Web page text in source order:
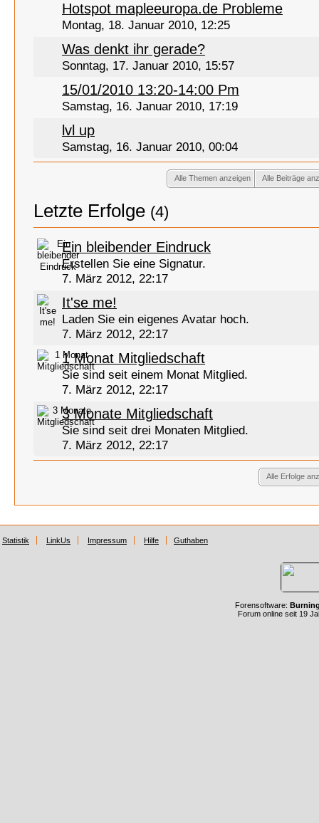
Hotspot mapleeuropa.de Probleme
Montag, 18. Januar 2010, 12:25
Was denkt ihr gerade?
Sonntag, 17. Januar 2010, 15:57
15/01/2010 13:20-14:00 Pm
Samstag, 16. Januar 2010, 17:19
lvl up
Samstag, 16. Januar 2010, 00:04
Alle Beiträge
Alle Themen anzeigen
Letzte Erfolge (4)
Ein bleibender Eindruck
Erstellen Sie eine Signatur.
7. März 2012, 22:17
It'se me!
Laden Sie ein eigenes Avatar hoch.
7. März 2012, 22:17
1 Monat Mitgliedschaft
Sie sind seit einem Monat Mitglied.
7. März 2012, 22:17
3 Monate Mitgliedschaft
Sie sind seit drei Monaten Mitglied.
7. März 2012, 22:17
Alle Erfolge
Statistik LinkUs Impressum Hilfe Guthaben
Forensoftware:
Forum online seit 19